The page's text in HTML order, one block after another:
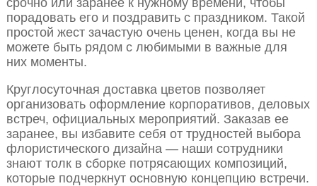
порадовать его и поздравить с праздником. Такой
простой жест зачастую очень ценен, когда вы не
можете быть рядом с любимыми в важные для
них моменты.
Круглосуточная доставка цветов позволяет
организовать оформление корпоративов, деловых
встреч, официальных мероприятий. Заказав ее
заранее, вы избавите себя от трудностей выбора
флористического дизайна — наши сотрудники
знают толк в сборке потрясающих композиций,
которые подчеркнут основную концепцию встречи.